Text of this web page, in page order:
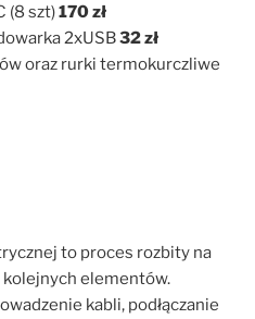
(8 szt)170 zł
2xUSB32 zł
oraz rurki termokurczliwe
to proces rozbity na
kolejnych elementów.
kabli, podłączanie